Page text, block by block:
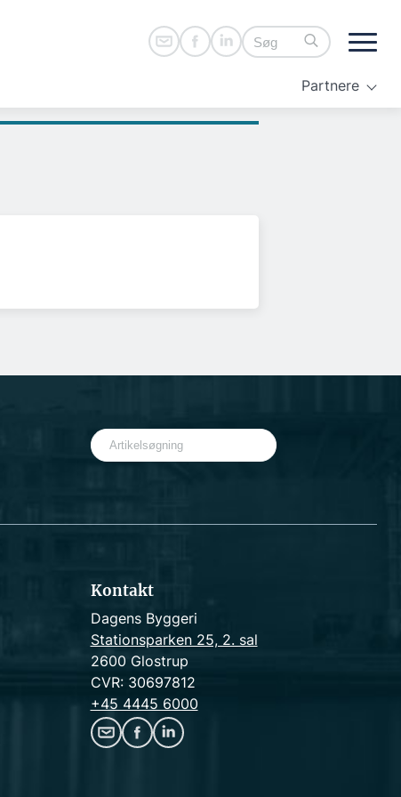
Partnere
S
e
c
Kontakt
Dagens Byggeri
Stationsparken 25, 2. sal
2600 Glostrup
CVR: 30697812
+45 4445 6000